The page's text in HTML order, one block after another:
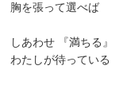
胸を張って選べば
しあわせ 『満ちる』
わたしが待っている